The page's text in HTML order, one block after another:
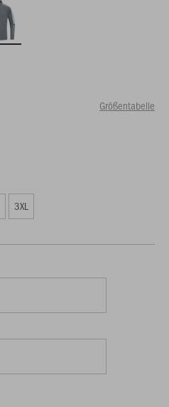
Größentabelle
3XL